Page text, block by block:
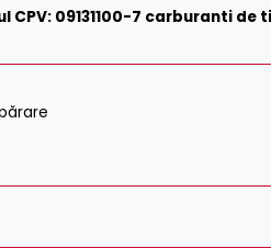
CPV: 09131100-7 carburanti de